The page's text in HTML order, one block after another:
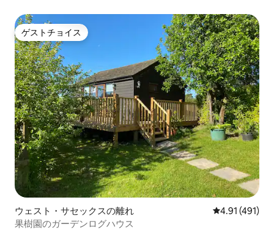
ゲストチョイス
ゲストチョイス
ウェスト・サセックスの離れ レビュー491
4.91 (491)
果樹園のガーデンログハウス